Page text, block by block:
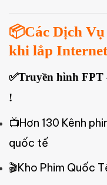
📦Các Dịch
khi lắp
✅Truyền hình
!
📺Hơn 130 Kênh
quốc tế
🎬Kho Phim Quốc